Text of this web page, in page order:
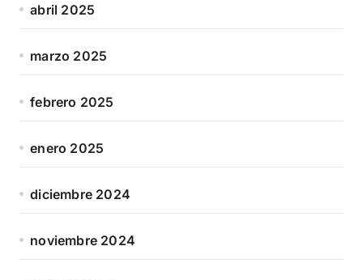
abril 2025
marzo 2025
febrero 2025
enero 2025
diciembre 2024
noviembre 2024